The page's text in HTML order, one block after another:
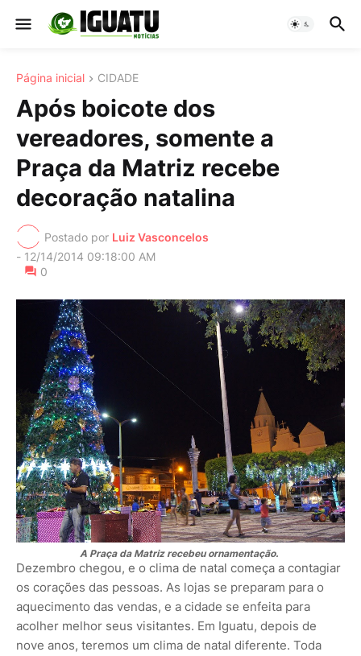
Página inicial CIDADE
Após boicote dos
vereadores, somente a
Praça da Matriz recebe
decoração natalina
Postado por Luiz Vasconcelos
- 12/14/2014 09:18:00 AM
0
A Praça da Matriz recebeu ornamentação.
Dezembro chegou, e o clima de natal começa a contagiar
os corações das pessoas. As lojas se preparam para o
aquecimento das vendas, e a cidade se enfeita para
acolher melhor seus visitantes. Em Iguatu, depois de
nove anos, teremos um clima de natal diferente. Toda